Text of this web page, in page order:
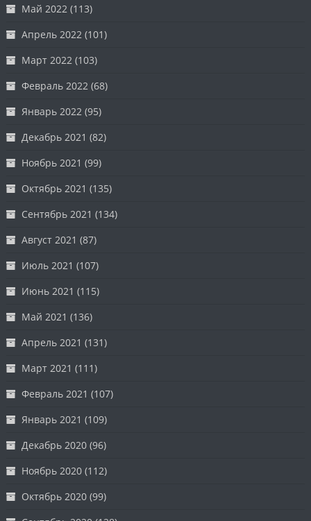
Май 2022 (113)
Апрель 2022 (101)
Март 2022 (103)
Февраль 2022 (68)
Январь 2022 (95)
Декабрь 2021 (82)
Ноябрь 2021 (99)
Октябрь 2021 (135)
Сентябрь 2021 (134)
Август 2021 (87)
Июль 2021 (107)
Июнь 2021 (115)
Май 2021 (136)
Апрель 2021 (131)
Март 2021 (111)
Февраль 2021 (107)
Январь 2021 (109)
Декабрь 2020 (96)
Ноябрь 2020 (112)
Октябрь 2020 (99)